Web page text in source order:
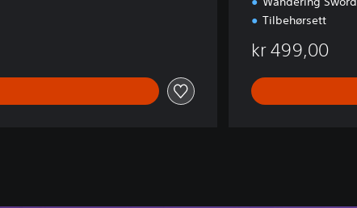
Tilbehørsett
kr 499,00